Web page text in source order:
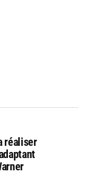
réaliser